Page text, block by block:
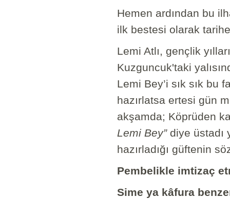
Hemen ardından bu
ilk bestesi olarak
Lemi Atlı, gençlik
Kuzguncuk'taki
Lemi Bey’i sık sık bu
hazırlatsa ertesi gün
akşamda; Köprüden
Lemi Bey”diye üstadı
hazırladığı güftenin
Pembelikle imtizaç
Sime ya kâfura